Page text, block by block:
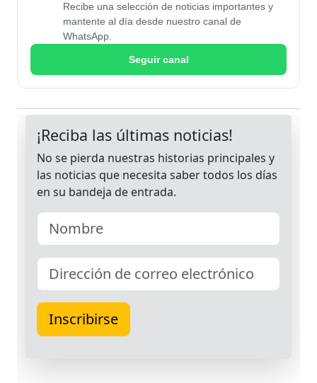
Recibe una selección de noticias importantes y
mantente al día desde nuestro canal de
WhatsApp.
Seguir canal